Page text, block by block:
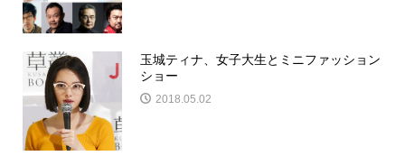
玉城ティナ、女子大生とミニファッション
ショー
2018.05.02